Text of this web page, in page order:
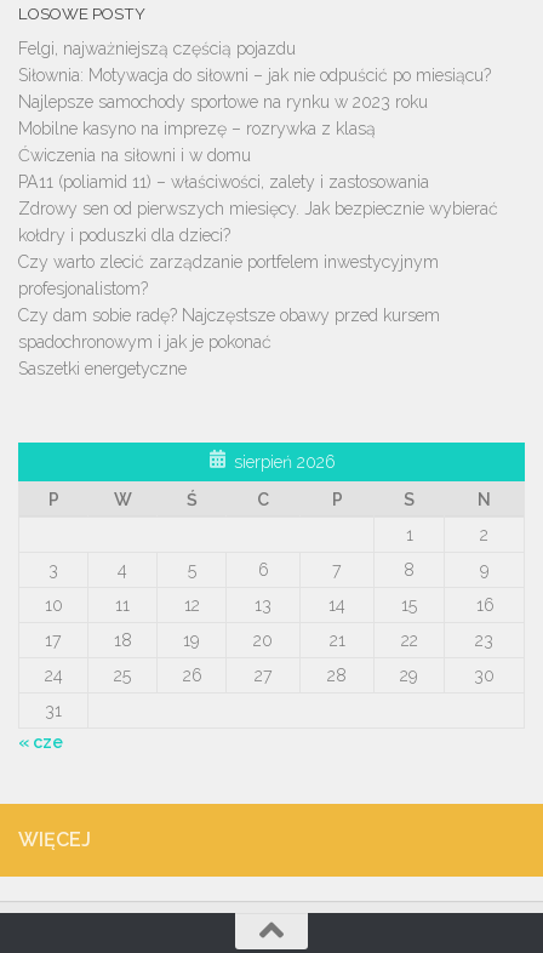
LOSOWE POSTY
Felgi, najważniejszą częścią pojazdu
Siłownia: Motywacja do siłowni – jak nie odpuścić po miesiącu?
Najlepsze samochody sportowe na rynku w 2023 roku
Mobilne kasyno na imprezę – rozrywka z klasą
Ćwiczenia na siłowni i w domu
PA11 (poliamid 11) – właściwości, zalety i zastosowania
Zdrowy sen od pierwszych miesięcy. Jak bezpiecznie wybierać
kołdry i poduszki dla dzieci?
Czy warto zlecić zarządzanie portfelem inwestycyjnym
profesjonalistom?
Czy dam sobie radę? Najczęstsze obawy przed kursem
spadochronowym i jak je pokonać
Saszetki energetyczne
sierpień 2026
P
W Ś C P S
N
1
2
3
4 5 6 7 8
9
10
11 12 13 14 15
16
17
18 19 20 21 22
23
24
25 26 27 28 29
30
31
« cze
WIĘCEJ